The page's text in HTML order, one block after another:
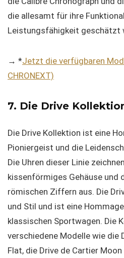
die allesamt für ihre
Leistungsfähigkeit geschätzt
→ *Jetzt die verfügbaren
CHRONEXT)
7. Die Drive
Die Drive Kollektion ist eine
Pioniergeist und die
Die Uhren dieser Linie
kissenförmiges Gehäuse
römischen Ziffern aus. Die
und Stil und ist eine
klassischen Sportwagen. Die
verschiedene Modelle wie die
Flat, die Drive de Cartier